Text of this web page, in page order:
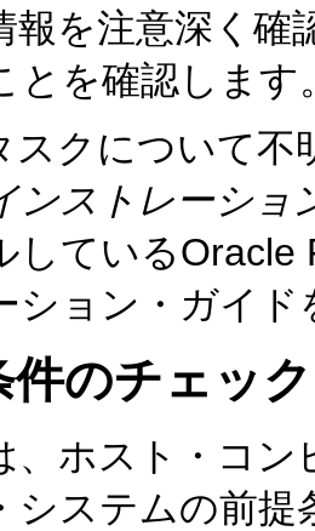
報を注意深く確
とを確認します
スクについて不
ンストレーショ
している
ション・ガイ
件のチェック
、ホスト・コ
システムの前